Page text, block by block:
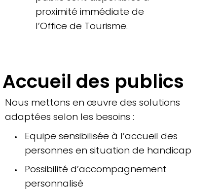
proximité immédiate de
l’Office de Tourisme.
Accueil des publics
Nous mettons en œuvre des solutions
adaptées selon les besoins :
Equipe sensibilisée à l’accueil des
personnes en situation de handicap
Possibilité d’accompagnement
personnalisé